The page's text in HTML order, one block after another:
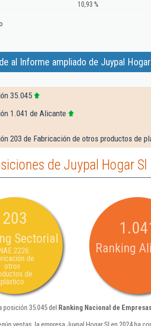
10,93 %
al Informe ampliado de Juypal
35.045
1.041 de Alicante
203 de Fabricación de otros productos de
de Juypal Hogar Sl
203
Sectorial
2226:
de
otros
de
plástico
Ranking
posición 35.045 del Ranking Nacional de